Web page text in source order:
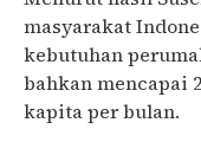
masyarakat
kebutuhan
bahkan mencapai
kapita per bulan.